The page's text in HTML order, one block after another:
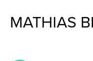
MATHIAS